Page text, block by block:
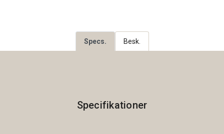
Specs. Besk.
Specifikationer